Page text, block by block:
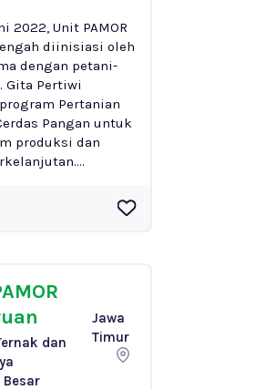
2022, Unit PAMOR
diinisiasi oleh
dengan petani-
Gita Pertiwi
Pertanian
Pangan untuk
produksi dan
dan
Besar
Jawa
Timur